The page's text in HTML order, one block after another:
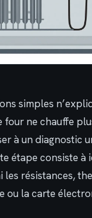
simples
ne chauffe
à un diagnostic
étape consiste à
les résistances,
ou la carte